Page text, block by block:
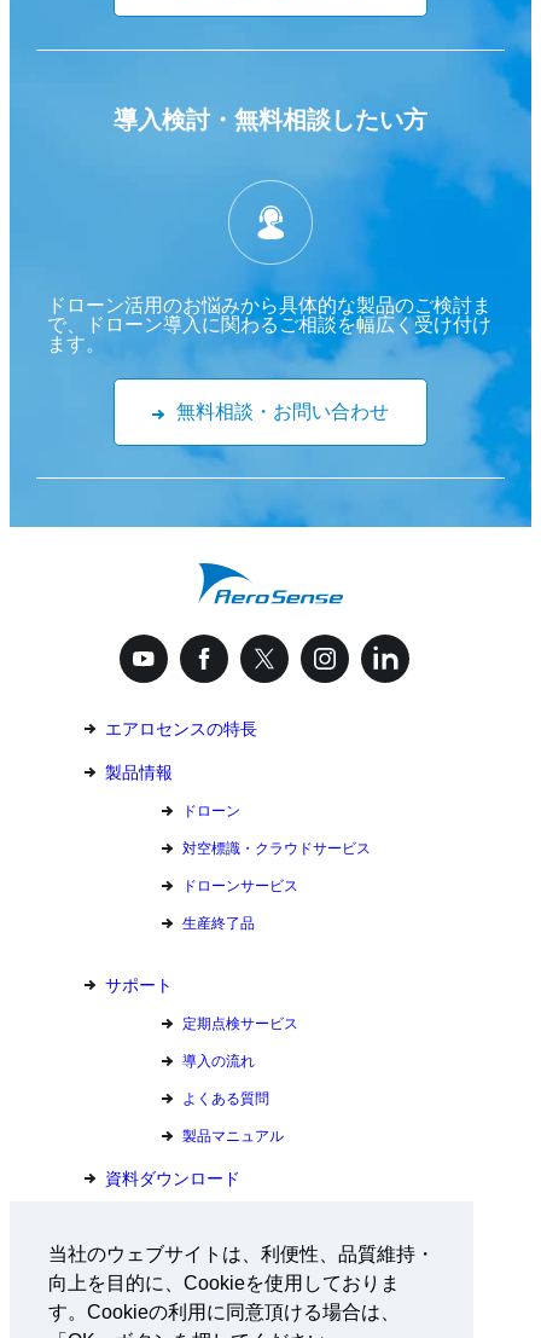
当社のウェブサイトは、利便性、品質維持・
向上を目的に、Cookieを使用しておりま
す。Cookieの利用に同意頂ける場合は、
導入検討・ 無料相談したい方
ドローン活用のお悩みから具体的な製品のご検討ま
で、ドローン導入に関わるご相談を幅広く受け付け
ます。
無料相談・お問い合わせ
エアロセンスの特長
製品情報
ドローン
対空標識・クラウドサービス
ドローンサービス
生産終了品
サポート
定期点検サービス
導入の流れ
よくある質問
製品マニュアル
資料ダウンロード
会社情報
採用情報